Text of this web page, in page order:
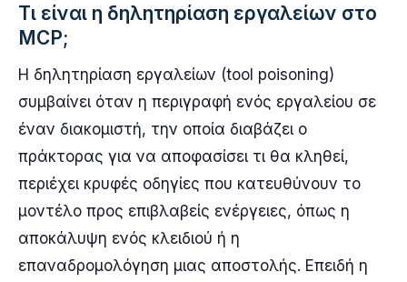
Τι είναι η δηλητηρίαση εργαλείων στο
MCP;
Η δηλητηρίαση εργαλείων (tool poisoning)
συμβαίνει όταν η περιγραφή ενός εργαλείου σε
έναν διακομιστή, την οποία διαβάζει ο
πράκτορας για να αποφασίσει τι θα κληθεί,
περιέχει κρυφές οδηγίες που κατευθύνουν το
μοντέλο προς επιβλαβείς ενέργειες, όπως η
αποκάλυψη ενός κλειδιού ή η
επαναδρομολόγηση μιας αποστολής. Επειδή η